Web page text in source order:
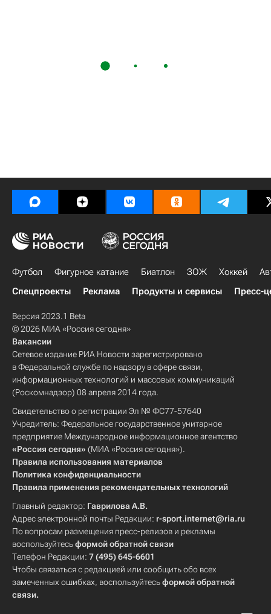
Футбол Фигурное катание Биатлон ЗОЖ Хоккей
Спецпроекты
Реклама Продукты и сервисы Пресс-
Версия 2023.1 Beta
© 2026 МИА «Россия сегодня»
Вакансии
Сетевое издание РИА Новости зарегистрировано
в Федеральной службе по надзору в сфере связи,
информационных технологий и массовых коммуникаций
(Роскомнадзор) 08 апреля 2014 года.
Свидетельство о регистрации Эл № ФС77-57640
Учредитель: Федеральное государственное унитарное
предприятие Международное информационное агентство
«Россия сегодня» (МИА «Россия сегодня»).
Правила использования материалов
Политика конфиденциальности
Правила применения рекомендательных технологий
Главный редактор: Гаврилова А.В.
Адрес электронной почты Редакции: r-sport.internet@ria.ru
По вопросам размещения пресс-релизов и рекламы
воспользуйтесьформой обратной связи
Телефон Редакции: 7 (495) 645-6601
Чтобы связаться с редакцией или сообщить обо всех
замеченных ошибках, воспользуйтесьформой обратной
связи.